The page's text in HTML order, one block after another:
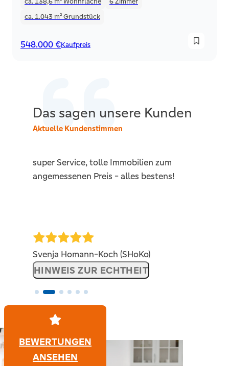
ca. 1.043 m²Grundstück
548.000 €Kaufpreis
Das sagen unsere Kunden
Aktuelle Kundenstimmen
super Service, tolle Immobilien zum
angemessenen Preis - alles bestens!
Svenja Homann-Koch (SHoKo)
HINWEIS ZUR ECHTHEIT
BEWERTUNGEN
ANSEHEN